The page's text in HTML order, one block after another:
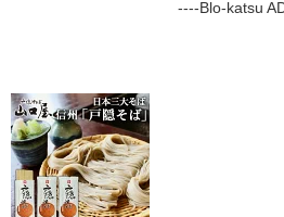
----Blo-katsu